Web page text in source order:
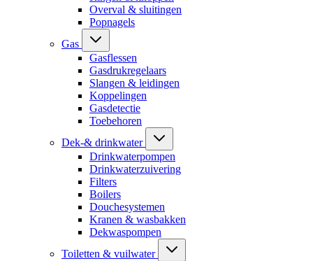
Overval & sluitingen
Popnagels
Gas
Gasflessen
Gasdrukregelaars
Slangen & leidingen
Koppelingen
Gasdetectie
Toebehoren
Dek-& drinkwater
Drinkwaterpompen
Drinkwaterzuivering
Filters
Boilers
Douchesystemen
Kranen & wasbakken
Dekwaspompen
Toiletten & vuilwater